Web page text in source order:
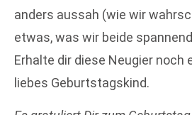
anders aussah (wie wir
etwas, was wir beide
Erhalte dir diese Neugier noch
liebes Geburtstagskind.